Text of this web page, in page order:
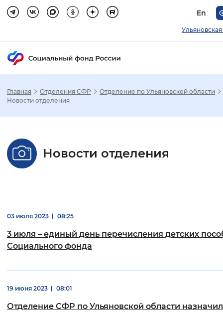
En
Размер шрифта
Без засечек
Интервал между буквами
Монохромный Инверсивный
Главная Отделения СФР
Отделение по Ульяновской области
Новости отделения
Новости отделения
03 июля 2023 08:25
3 июля – единый день перечисления детских
Социального фонда
19 июня 2023 08:01
Отделение СФР по Ульяновской области